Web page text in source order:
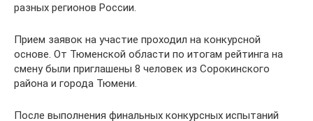
разных регионов России.
Прием заявок на участие проходил на конкурсной
основе. От Тюменской области по итогам рейтинга на
смену были приглашены 8 человек из Сорокинского
района и города Тюмени.
После выполнения финальных конкурсных испытаний